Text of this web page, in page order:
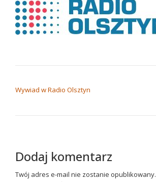
Wywiad w Radio Olsztyn
Dodaj komentarz
Twój adres e-mail nie zostanie opublikowany.